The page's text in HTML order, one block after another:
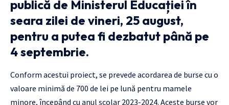
publică de Ministerul Educației în
seara zilei de vineri, 25 august,
pentru a putea fi dezbatut până pe
4 septembrie.
Conform acestui proiect, se prevede acordarea de burse cu o
valoare minimă de 700 de lei pe lună pentru mamele
minore, începând cu anul școlar 2023-2024. Aceste burse vor